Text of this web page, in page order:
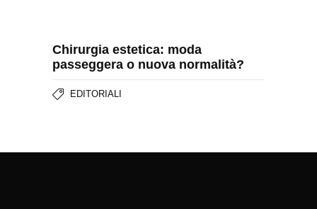
Chirurgia estetica: moda
passeggera o nuova normalità?
EDITORIALI